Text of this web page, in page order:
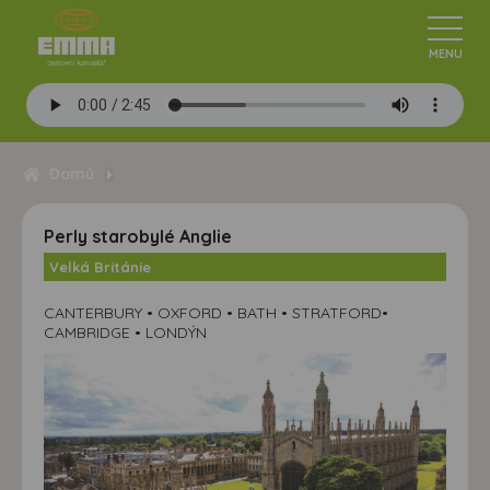
Perly starobylé Anglie
Velká Británie
CANTERBURY • OXFORD • BATH • STRATFORD•
CAMBRIDGE • LONDÝN